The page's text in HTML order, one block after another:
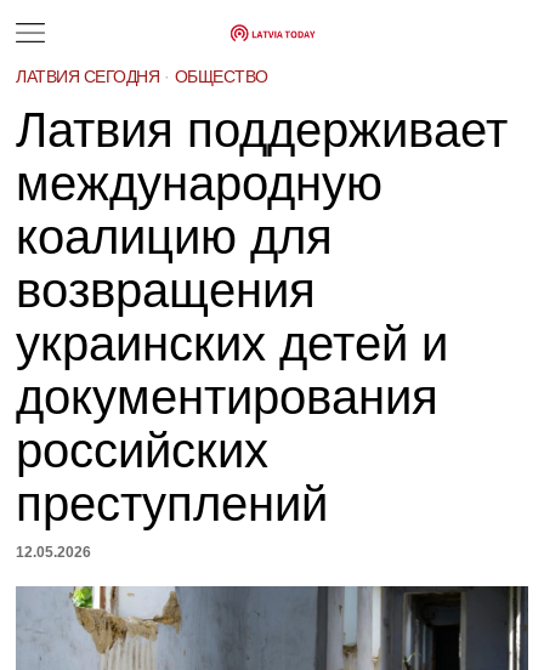
ЛАТВИЯ СЕГОДНЯ · ОБЩЕСТВО
Латвия поддерживает
международную
коалицию для
возвращения
украинских детей и
документирования
российских
преступлений
12.05.2026